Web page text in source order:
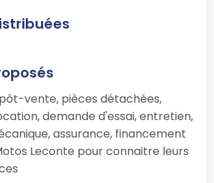
vente, pièces détachées,
demande d'essai, entretien,
assurance, financement
Leconte pour connaitre leurs